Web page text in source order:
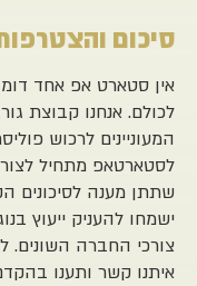
סיכום
אין סטארט אפ אחד
לכולם. אנחנו קבוצת
המעוניינים לרכוש
לסטארטאפ מתחיל
שתתן מענה לסיכונים
ישמחו להעניק ייעוץ
צורכי החברה השונים.
איתנו קשר ותענו